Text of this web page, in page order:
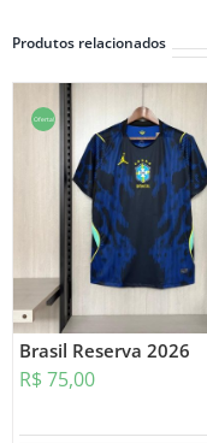
Produtos relacionados
Oferta!
Brasil Reserva 2026
R$ 75,00